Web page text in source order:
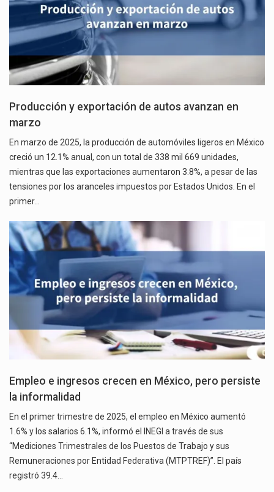
Producción y exportación de autos avanzan en
marzo
En marzo de 2025, la producción de automóviles ligeros en México
creció un 12.1% anual, con un total de 338 mil 669 unidades,
mientras que las exportaciones aumentaron 3.8%, a pesar de las
tensiones por los aranceles impuestos por Estados Unidos. En el
primer…
Empleo e ingresos crecen en México, pero persiste
la informalidad
En el primer trimestre de 2025, el empleo en México aumentó
1.6% y los salarios 6.1%, informó el INEGI a través de sus
“Mediciones Trimestrales de los Puestos de Trabajo y sus
Remuneraciones por Entidad Federativa (MTPTREF)”. El país
registró 39.4…